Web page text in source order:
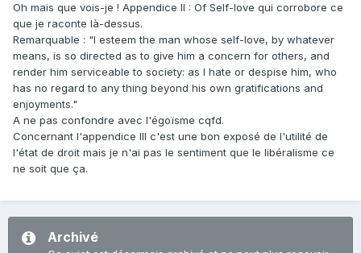
Oh mais que vois-je ! Appendice II : Of Self-love qui corrobore ce
que je raconte là-dessus.
Remarquable : "I esteem the man whose self-love, by whatever
means, is so directed as to give him a concern for others, and
render him serviceable to society: as I hate or despise him, who
has no regard to any thing beyond his own gratifications and
enjoyments."
A ne pas confondre avec l'égoïsme cqfd.
Concernant l'appendice III c'est une bon exposé de l'utilité de
l'état de droit mais je n'ai pas le sentiment que le libéralisme ce
ne soit que ça.
Archivé